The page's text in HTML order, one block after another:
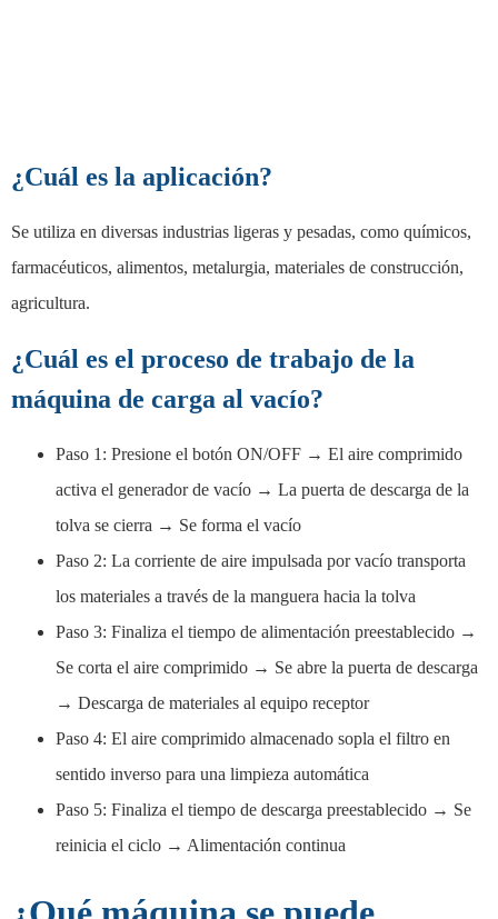
¿Cuál es la aplicación?
Se utiliza en diversas industrias ligeras y pesadas, como químicos,
farmacéuticos, alimentos, metalurgia, materiales de construcción,
agricultura.
¿Cuál es el proceso de trabajo de la
máquina de carga al vacío?
Paso 1: Presione el botón ON/OFF → El aire comprimido
activa el generador de vacío → La puerta de descarga de la
tolva se cierra → Se forma el vacío
Paso 2: La corriente de aire impulsada por vacío transporta
los materiales a través de la manguera hacia la tolva
Paso 3: Finaliza el tiempo de alimentación preestablecido →
Se corta el aire comprimido → Se abre la puerta de descarga
→ Descarga de materiales al equipo receptor
Paso 4: El aire comprimido almacenado sopla el filtro en
sentido inverso para una limpieza automática
Paso 5: Finaliza el tiempo de descarga preestablecido → Se
reinicia el ciclo → Alimentación continua